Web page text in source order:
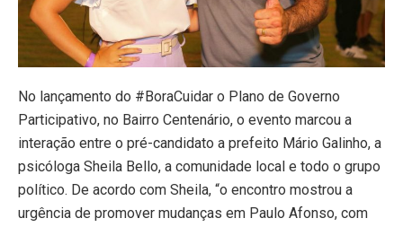
No lançamento do #BoraCuidar o Plano de Governo
Participativo, no Bairro Centenário, o evento marcou a
interação entre o pré-candidato a prefeito Mário Galinho, a
psicóloga Sheila Bello, a comunidade local e todo o grupo
político. De acordo com Sheila, “o encontro mostrou a
urgência de promover mudanças em Paulo Afonso, com